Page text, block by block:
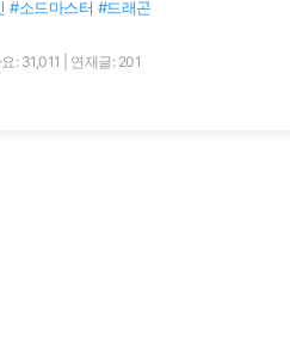
#소드마스터 #드래곤
: 31,011 연재글: 201